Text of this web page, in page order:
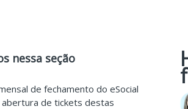
nessa seção
de fechamento do eSocial
de tickets destas